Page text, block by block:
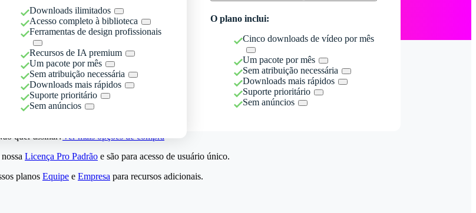
Downloads ilimitados
Acesso completo à biblioteca
Ferramentas de design profissionais
Recursos de IA premium
Um pacote por mês
Sem atribuição necessária
Downloads mais rápidos
Suporte prioritário
Sem anúncios
O plano inclui:
Cinco downloads de vídeo por mês
Um pacote por mês
Sem atribuição necessária
Downloads mais rápidos
Suporte prioritário
Sem anúncios
quer assinar?Ver mais opções de compra
Licença Pro Padrão e são para acesso de usuário único.
planos Equipe e Empresa para recursos adicionais.